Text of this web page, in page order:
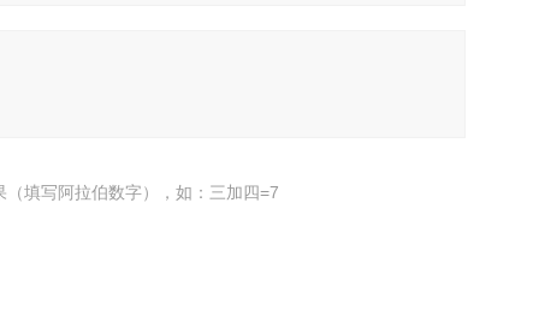
（填写阿拉伯数字），如：三加四=7